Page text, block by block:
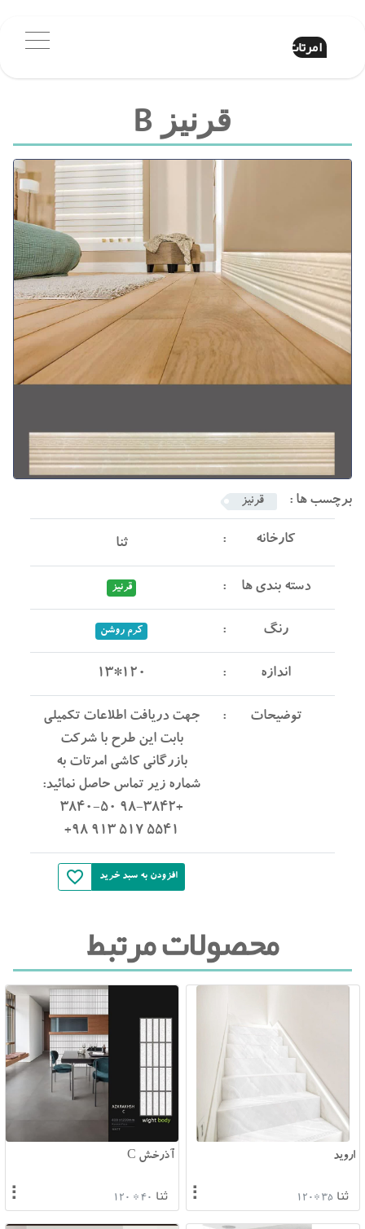
امرتات
قرنیز B
برچسب ها : قرنیز
کارخانه ثنا
دسته بندی ها قرنیز
رنگ کرم روشن
اندازه 13*120
توضیحات
جهت دریافت اطلاعات تکمیلی
بابت این طرح با شرکت
بازرگانی کاشی امرتات به
شماره زیر تماس حاصل نمائید:
+98-3842 3840-50
5541 517 913 98+
افزودن به سبد خرید favorite_border
محصولات مرتبط
اروید
ثنا 35 *120
⠇
آذرخش C
ثنا 40 * 120
⠇